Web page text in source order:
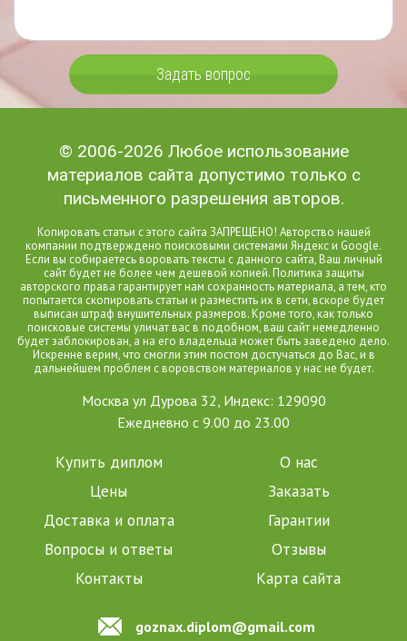
Задать вопрос
© 2006-2026 Любое использование
материалов сайта допустимо только с
письменного разрешения авторов.
Копировать статьи с этого сайта ЗАПРЕЩЕНО! Авторство нашей
компании подтверждено поисковыми системами Яндекс и Google.
Если вы собираетесь воровать тексты с данного сайта, Ваш личный
сайт будет не более чем дешевой копией. Политика защиты
авторского права гарантирует нам сохранность материала, а тем, кто
попытается скопировать статьи и разместить их в сети, вскоре будет
выписан штраф внушительных размеров. Кроме того, как только
поисковые системы уличат вас в подобном, ваш сайт немедленно
будет заблокирован, а на его владельца может быть заведено дело.
Искренне верим, что смогли этим постом достучаться до Вас, и в
дальнейшем проблем с воровством материалов у нас не будет.
Москва ул Дурова 32, Индекс: 129090
Ежедневно с 9.00 до 23.00
Купить диплом
О нас
Цены
Заказать
Доставка и оплата
Гарантии
Вопросы и ответы
Отзывы
Контакты
Карта сайта
goznax.diplom@gmail.com